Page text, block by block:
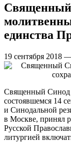
Священный
единства
19 сентября 2018
Священный Синод
состоявшемся 14
и Синодальной
в Москве, принял
Русской
литургией